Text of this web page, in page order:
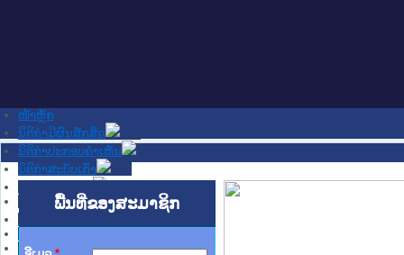
ໜ້າຫຼັກ
ນິຕິກໍາມີຜົນສັກສິດ
ນິຕິກໍາປະກອບຄໍາເຫັນ
ນິຕິກໍາສະບັບເກົ່າ
ເວັບໄຊອື່ນໆ
ຊ່ວຍເຫຼືອ
ພື້ນທີ່ຂອງສະມາຊິກ